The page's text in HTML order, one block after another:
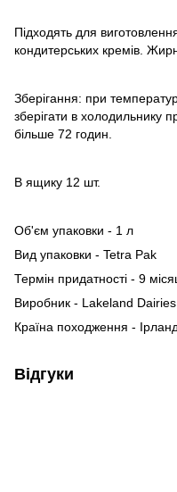
Підходять для виготовлення
кондитерських кремів.
Зберігання: при
зберігати в холодильнику
більше 72 годин.
В ящику 12 шт.
Об'єм упаковки - 1 л
Вид упаковки - Tetra Pak
Термін придатності - 9
Виробник - Lakeland Dairies
Країна походження -
Відгуки